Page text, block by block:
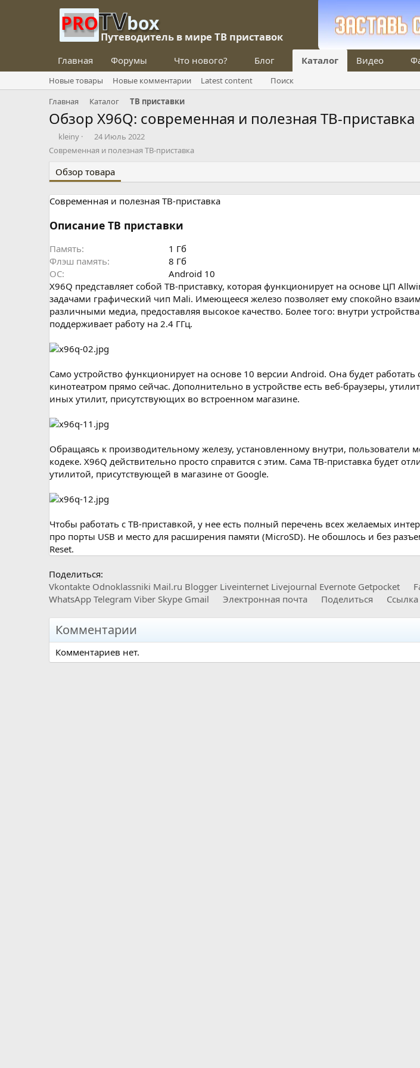
PROTVbox
Путеводитель в мире ТВ приставок
Главная Форумы Что нового? Блог Каталог Видео
Новые товары Новые комментарии Latest content
Поиск
Главная
Каталог ТВ приставки
Обзор X96Q: современная и полезная ТВ-приставка
Д
о
а
в
л
kleiny
Д
а
а
с
з
а
н
24 Июль 2022
Современная и полезная ТВ-приставка
Обзор товара
Современная и полезная ТВ-приставка
Описание ТВ приставки
Память
1 Гб
Флэш память
8 Гб
ОС
Android 10
X96Q представляет собой ТВ-приставку, которая функционирует на основе ЦП
задачами графический чип Mali. Имеющееся железо позволяет ему спокойно
различными медиа, предоставляя высокое качество. Более того: внутри
поддерживает работу на 2.4 ГГц.
Само устройство функционирует на основе 10 версии Android. Она будет
кинотеатром прямо сейчас. Дополнительно в устройстве есть веб-браузеры,
иных утилит, присутствующих во встроенном магазине.
Обращаясь к производительному железу, установленному внутри, пользователи
кодеке. X96Q действительно просто справится с этим. Сама ТВ-приставка будет
утилитой, присутствующей в магазине от Google.
Чтобы работать с ТВ-приставкой, у нее есть полный перечень всех желаемых
про порты USB и место для расширения памяти (MicroSD). Не обошлось и без
Reset.
Поделиться:
Vkontakte Odnoklassniki Mail.ru Blogger Liveinternet Livejournal Evernote Getpocket
WhatsApp Telegram Viber Skype Gmail Электронная почта Поделиться Ссылка
Комментарии
Комментариев нет.